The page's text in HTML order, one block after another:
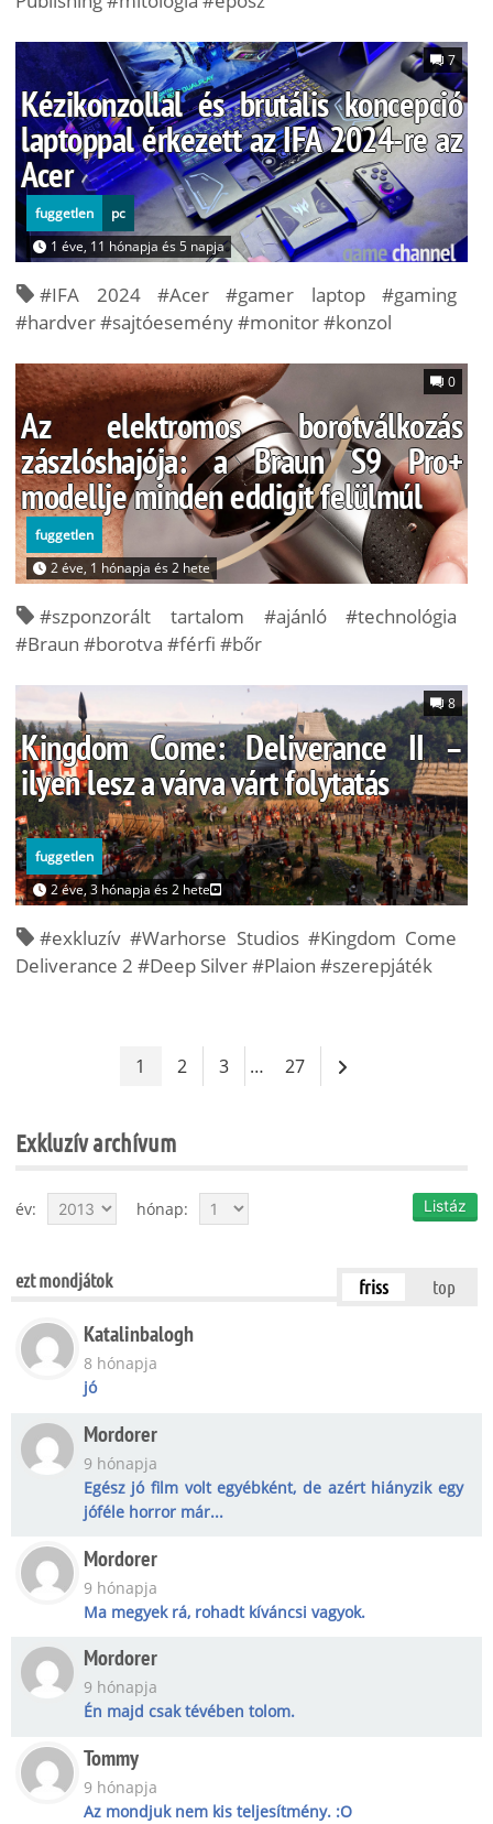
7
fuggetlen
pc
1 éve, 11 hónapja és 5 napja
Kézikonzollal és brutális koncepció
laptoppal érkezett az IFA 2024-re az
Acer
#IFA 2024 #Acer #gamer laptop #gaming
#hardver #sajtóesemény #monitor #konzol
0
fuggetlen
2 éve, 1 hónapja és 2 hete
Az elektromos borotválkozás
zászlóshajója: a Braun S9 Pro+
modellje minden eddigit felülmúl
#szponzorált tartalom #ajánló #technológia
#Braun #borotva #férfi #bőr
8
fuggetlen
2 éve, 3 hónapja és 2 hete
Kingdom Come: Deliverance II –
ilyen lesz a várva várt folytatás
#exkluzív #Warhorse Studios #Kingdom Come
Deliverance 2 #Deep Silver #Plaion #szerepjáték
1 2 3 … 27
Exkluzív archívum
év: hónap:
ezt mondjátok friss top
Katalinbalogh
8 hónapja
jó
Mordorer
9 hónapja
Egész jó film volt egyébként, de azért hiányzik egy
jóféle horror már...
Mordorer
9 hónapja
Ma megyek rá, rohadt kíváncsi vagyok.
Mordorer
9 hónapja
Én majd csak tévében tolom.
Tommy
9 hónapja
Az mondjuk nem kis teljesítmény. :O